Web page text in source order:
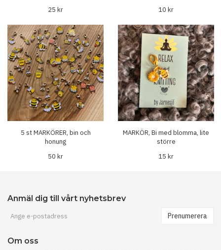
25 kr
10 kr
5 st MARKÖRER, bin och
honung
50 kr
MARKÖR, Bi med blomma, lite
större
15 kr
Anmäl dig till vårt nyhetsbrev
Prenumerera
Om oss